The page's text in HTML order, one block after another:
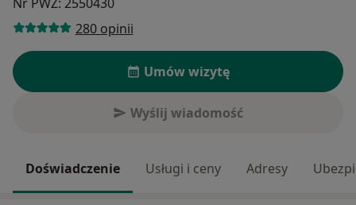
280 opinii
Umów wizytę
Wyślij wiadomość
Doświadczenie Usługi i ceny Adresy